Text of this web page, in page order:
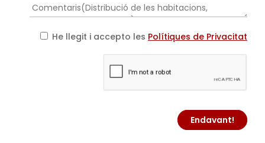
He llegit i accepto les Polítiques de Privacitat
Endavant!